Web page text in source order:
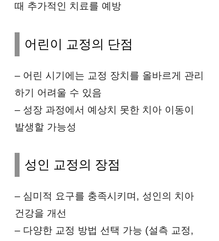
때 추가적인 치료를 예방
어린이 교정의 단점
– 어린 시기에는 교정 장치를 올바르게 관리
하기 어려울 수 있음
– 성장 과정에서 예상치 못한 치아 이동이
발생할 가능성
성인 교정의 장점
– 심미적 요구를 충족시키며, 성인의 치아
건강을 개선
– 다양한 교정 방법 선택 가능 (설측 교정,